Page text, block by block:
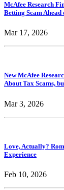
McAfee Research
Betting Scam
Mar 17, 2026
New McAfee
About Tax Scams,
Mar 3, 2026
Love, Actually?
Experience
Feb 10, 2026